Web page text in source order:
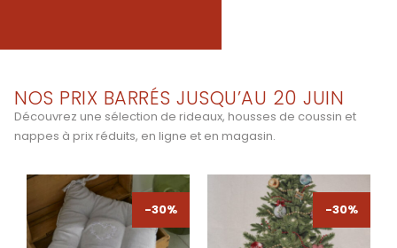
NOS PRIX BARRÉS JUSQU’AU 20 JUIN
Découvrez une sélection de rideaux, housses de coussin et
nappes à prix réduits, en ligne et en magasin.
-30%
-30% -30%
-30%